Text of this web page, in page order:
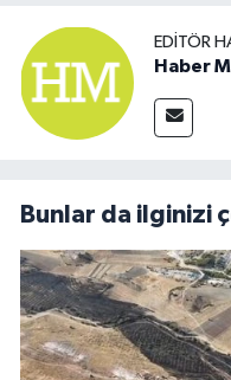
EDITÖR
Haber
Bunlar da ilginizi